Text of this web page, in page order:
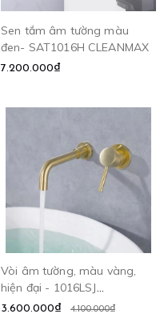
Sen tắm âm tường màu
đen- SAT1016H CLEANMAX
7.200.000₫
Vòi âm tường, màu vàng,
hiện đại - 1016LSJ
CLEANMAX
3.600.000₫ 4.100.000₫